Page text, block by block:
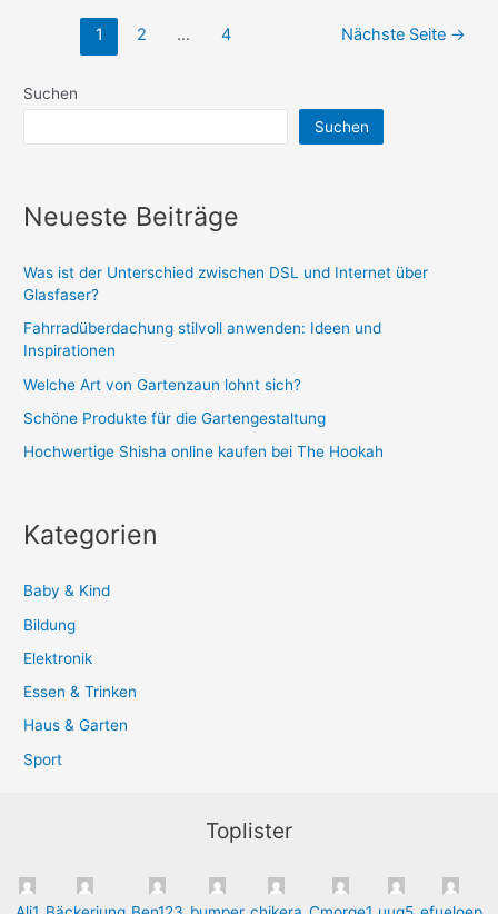
schönsten
Stoffe
für
die
Seitennummerierung
Beiträge
1 2 … 4 Nächste Seite →
Suchen
Suchen
Neueste Beiträge
Was ist der Unterschied zwischen DSL und Internet über
Glasfaser?
Fahrradüberdachung stilvoll anwenden: Ideen und
Inspirationen
Welche Art von Gartenzaun lohnt sich?
Schöne Produkte für die Gartengestaltung
Hochwertige Shisha online kaufen bei The Hookah
Kategorien
Baby & Kind
Bildung
Elektronik
Essen & Trinken
Haus & Garten
Sport
Toplister